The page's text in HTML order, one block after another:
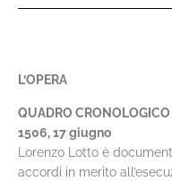
L’OPERA
QUADRO CRONOLOGICO
1506, 17 giugno
Lorenzo Lotto è
accordi in merito